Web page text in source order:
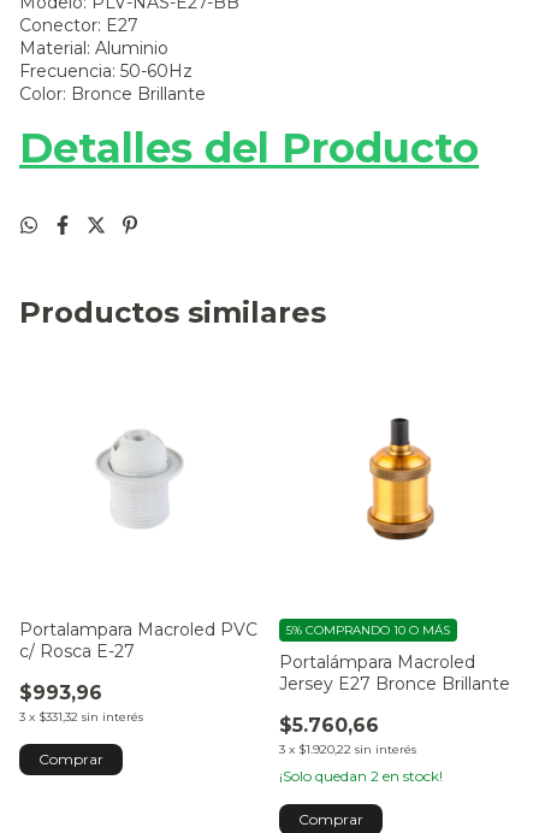
Conector: E27
Material: Aluminio
Frecuencia: 50-60Hz
Color: Bronce Brillante
Detalles del Producto
Productos similares
Portalampara Macroled PVC
c/ Rosca E-27
$993,96
3 x $331,32 sin interés
Portalámpara Macroled
Jersey E27 Bronce Brillante
$5.760,66
3 x $1.920,22 sin interés
5% COMPRANDO 10 O MÁS
¡Solo quedan 2 en stock!